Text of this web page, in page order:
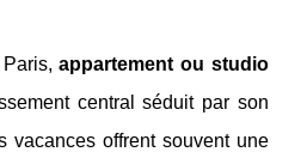
Paris,appartement ou studio
central séduit par son
vacances offrent souvent une